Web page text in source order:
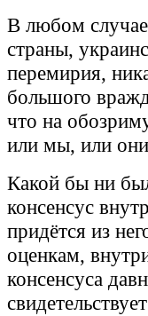
В любом
страны,
перемирия,
большого
что на
или мы, или
Какой бы ни
консенсус
придётся из
оценкам,
консенсуса